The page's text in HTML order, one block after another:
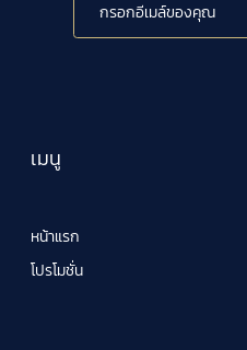
เมนู
หน้าแรก
โปรโมชั่น